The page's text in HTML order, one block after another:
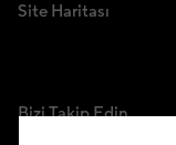
Site Haritası
Bizi Takip Edin